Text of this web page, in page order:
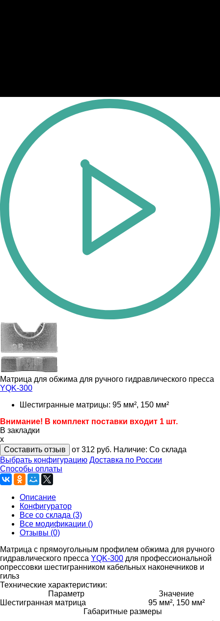
Матрица для обжима для ручного гидравлического пресса
YQK-300
Шестигранные матрицы: 95 мм², 150 мм²
Внимание! В комплект поставки входит 1 шт.
В закладки
x
Составить отзыв
от 312 руб. Наличие: Со склада
Выбрать конфигурацию Доставка по России
Способы оплаты
Описание
Конфигуратор
Все со склада (3)
Все модификации ()
Отзывы (0)
Матрица с прямоугольным профилем обжима для ручного
гидравлического пресса YQK-300 для профессиональной
опрессовки шестигранником кабельных наконечников и
гильз
Технические характеристики:
Параметр
Значение
Шестигранная матрица
95 мм², 150 мм²
Габаритные размеры